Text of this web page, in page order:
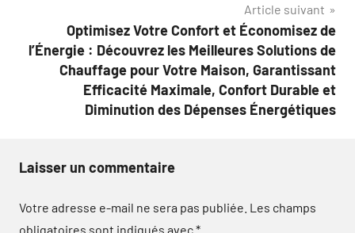
Article suivant
Optimisez Votre Confort et Économisez de
l’Énergie : Découvrez les Meilleures Solutions de
Chauffage pour Votre Maison, Garantissant
Efficacité Maximale, Confort Durable et
Diminution des Dépenses Énergétiques
Laisser un commentaire
Votre adresse e-mail ne sera pas publiée. Les champs
obligatoires sont indiqués avec*